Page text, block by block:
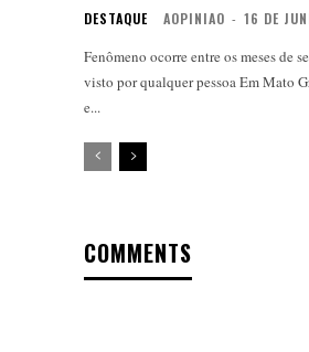
DESTAQUE AOPINIAO - 16 DE
Fenômeno ocorre entre os meses de
visto por qualquer pessoa Em Mato Grosso, há muitas chuvas de ouro,
e...
COMMENTS